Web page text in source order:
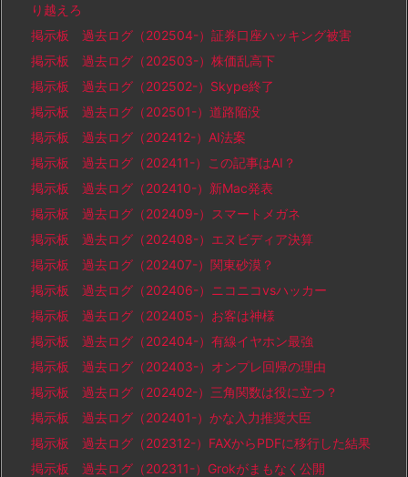
り越えろ
掲示板 過去ログ（202504-）証券口座ハッキング被害
掲示板 過去ログ（202503-）株価乱高下
掲示板 過去ログ（202502-）Skype終了
掲示板 過去ログ（202501-）道路陥没
掲示板 過去ログ（202412-）AI法案
掲示板 過去ログ（202411-）この記事はAI？
掲示板 過去ログ（202410-）新Mac発表
掲示板 過去ログ（202409-）スマートメガネ
掲示板 過去ログ（202408-）エヌビディア決算
掲示板 過去ログ（202407-）関東砂漠？
掲示板 過去ログ（202406-）ニコニコvsハッカー
掲示板 過去ログ（202405-）お客は神様
掲示板 過去ログ（202404-）有線イヤホン最強
掲示板 過去ログ（202403-）オンプレ回帰の理由
掲示板 過去ログ（202402-）三角関数は役に立つ？
掲示板 過去ログ（202401-）かな入力推奨大臣
掲示板 過去ログ（202312-）FAXからPDFに移行した結果
掲示板 過去ログ（202311-）Grokがまもなく公開